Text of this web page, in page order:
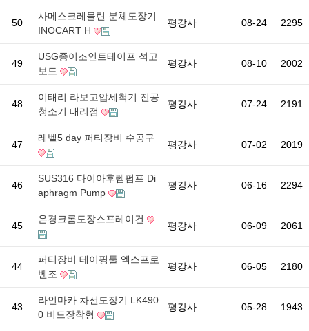
50
사메스크레믈린 분체도장기
INOCART H
평강사 08-24 2295
49
USG종이조인트테이프 석고
보드
평강사 08-10 2002
48
이태리 라보고압세척기 진공
청소기 대리점
평강사 07-24 2191
47
레벨5 day 퍼티장비 수공구
평강사 07-02 2019
46
SUS316 다이아후렘펌프 Di
aphragm Pump
평강사 06-16 2294
45
은경크롬도장스프레이건
평강사 06-09 2061
44
퍼티장비 테이핑툴 엑스프로
벤조
평강사 06-05 2180
43
라인마카 차선도장기 LK490
0 비드장착형
평강사 05-28 1943